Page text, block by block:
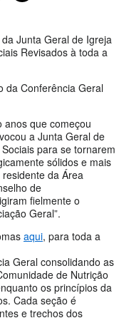
Junta Geral de Igreja
Revisados à toda a
da Conferência Geral
anos que começou
a Junta Geral de
para se tornarem
sólidos e mais
da Área
de
fielmente o
Geral”.
aqui, para toda a
Geral consolidando as
de Nutrição
os princípios da
Cada seção é
e trechos dos